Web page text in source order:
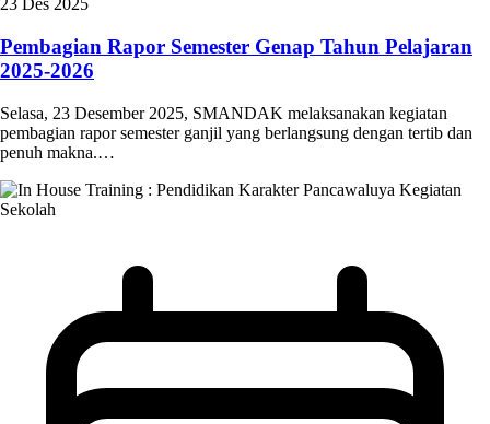
23 Des 2025
Pembagian Rapor Semester Genap Tahun Pelajaran
2025-2026
Selasa, 23 Desember 2025, SMANDAK melaksanakan kegiatan
pembagian rapor semester ganjil yang berlangsung dengan tertib dan
penuh makna.…
Kegiatan
Sekolah